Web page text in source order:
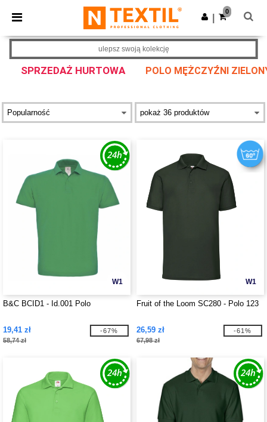
× Aplikacja Ntextil
Lepsze ceny w aplikacji!
Pobierz app
0
SPRZEDAŻ HURTOWA POLO MĘŻCZYŹNI
ulepsz swoją kolekcję
W1
B&C BCID1 - Id.001 Polo
19,41 zł
58,74 zł
-67%
W1
Fruit of the Loom SC280 - Polo 123
26,59 zł
67,98 zł
-61%